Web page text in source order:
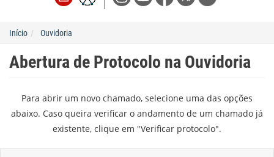
Início Ouvidoria
Abertura de Protocolo na Ouvidoria
Para abrir um novo chamado, selecione uma das opções
abaixo. Caso queira verificar o andamento de um chamado já
existente, clique em "Verificar protocolo".